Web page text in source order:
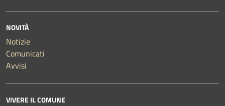
NOVITÀ
Notizie
Comunicati
Avvisi
VIVERE IL COMUNE